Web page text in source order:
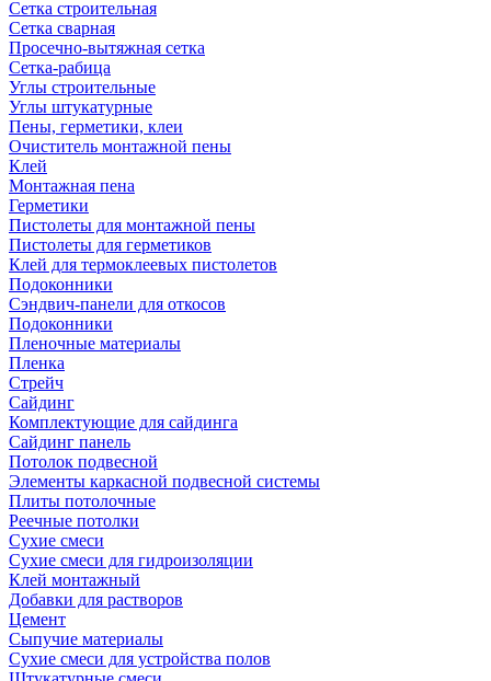
Сетка строительная
Сетка сварная
Просечно-вытяжная сетка
Сетка-рабица
Углы строительные
Углы штукатурные
Пены, герметики, клеи
Очиститель монтажной пены
Клей
Монтажная пена
Герметики
Пистолеты для монтажной пены
Пистолеты для герметиков
Клей для термоклеевых пистолетов
Подоконники
Сэндвич-панели для откосов
Подоконники
Пленочные материалы
Пленка
Стрейч
Сайдинг
Комплектующие для сайдинга
Сайдинг панель
Потолок подвесной
Элементы каркасной подвесной системы
Плиты потолочные
Реечные потолки
Сухие смеси
Сухие смеси для гидроизоляции
Клей монтажный
Добавки для растворов
Цемент
Сыпучие материалы
Сухие смеси для устройства полов